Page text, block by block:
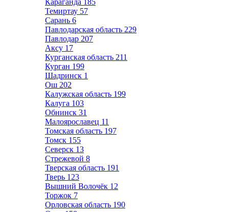
Караганда 185
Темиртау 57
Сарань 6
Павлодарская область 229
Павлодар 207
Аксу 17
Курганская область 211
Курган 199
Шадринск 1
Ош 202
Калужская область 199
Калуга 103
Обнинск 31
Малоярославец 11
Томская область 197
Томск 155
Северск 13
Стрежевой 8
Тверская область 191
Тверь 123
Вышний Волочёк 12
Торжок 7
Орловская область 190